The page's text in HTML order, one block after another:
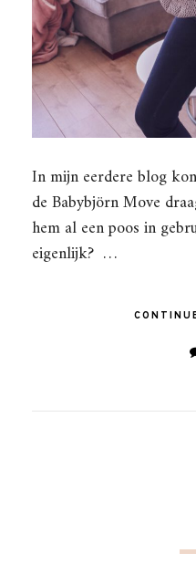
In mijn eerdere blog
de Babybjörn Move
hem al een poos in
eigenlijk? …